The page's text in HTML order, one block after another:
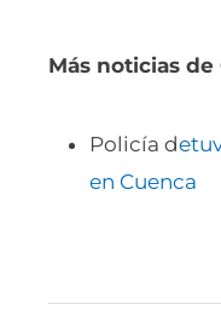
Más noticias de
Policía d
en Cuenca